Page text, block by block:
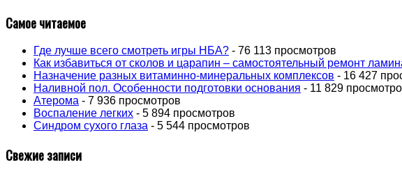
Самое читаемое
Где лучше всего смотреть игры НБА? - 76 113 просмотров
Как избавиться от сколов и царапин – самостоятельный ремонт
Назначение разных витаминно-минеральных комплексов - 16 427
Наливной пол. Особенности подготовки основания - 11 829
Атерома - 7 936 просмотров
Воспаление легких - 5 894 просмотров
Синдром сухого глаза - 5 544 просмотров
Свежие записи